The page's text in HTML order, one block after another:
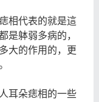
相代表的就是這
是躰弱多病的，
大的作用的，更
耳朵痣相的一些